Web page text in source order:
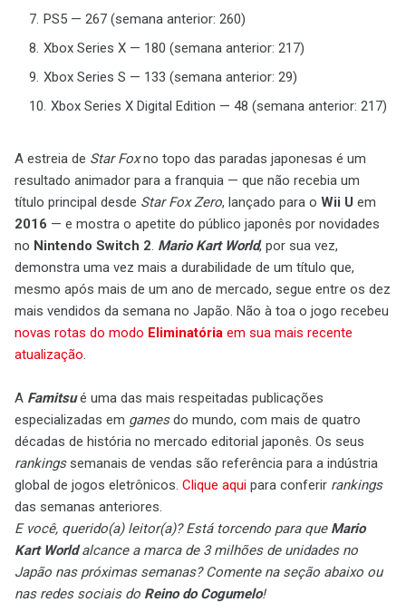
PS5 — 267 (semana anterior: 260)
Xbox Series X — 180 (semana anterior: 217)
Xbox Series S — 133 (semana anterior: 29)
Xbox Series X Digital Edition — 48 (semana anterior: 217)
A estreia de Star Foxno topo das paradas japonesas é um
resultado animador para a franquia — que não recebia um
título principal desde Star Fox Zero, lançado para o Wii U em
2016 — e mostra o apetite do público japonês por novidades
no Nintendo Switch 2. Mario Kart World, por sua vez,
demonstra uma vez mais a durabilidade de um título que,
mesmo após mais de um ano de mercado, segue entre os dez
mais vendidos da semana no Japão. Não à toa o jogo recebeu
novas rotas do modo Eliminatória em sua mais recente
atualização.
A Famitsué uma das mais respeitadas publicações
especializadas em gamesdo mundo, com mais de quatro
décadas de história no mercado editorial japonês. Os seus
rankingssemanais de vendas são referência para a indústria
global de jogos eletrônicos. Clique aqui para conferir rankings
das semanas anteriores.
E você, querido(a) leitor(a)? Está torcendo para que Mario
Kart World alcance a marca de 3 milhões de unidades no
Japão nas próximas semanas? Comente na seção abaixo ou
nas redes sociais do Reino do Cogumelo!